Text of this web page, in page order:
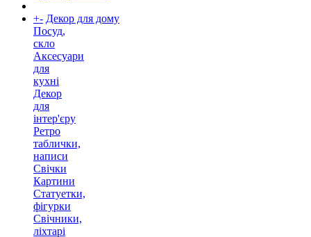
+- Декор для дому
Посуд,
скло
Аксесуари
для
кухні
Декор
для
інтер'єру
Ретро
таблички,
написи
Свічки
Картини
Статуетки,
фігурки
Свічники,
ліхтарі